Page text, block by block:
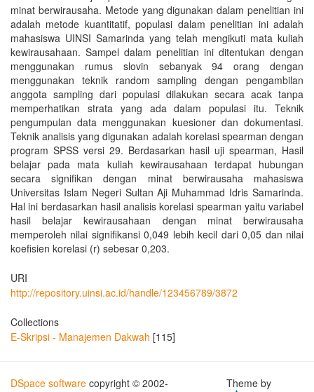
minat berwirausaha. Metode yang digunakan dalam penelitian ini
adalah metode kuantitatif, populasi dalam penelitian ini adalah
mahasiswa UINSI Samarinda yang telah mengikuti mata kuliah
kewirausahaan. Sampel dalam penelitian ini ditentukan dengan
menggunakan rumus slovin sebanyak 94 orang dengan
menggunakan teknik random sampling dengan pengambilan
anggota sampling dari populasi dilakukan secara acak tanpa
memperhatikan strata yang ada dalam populasi itu. Teknik
pengumpulan data menggunakan kuesioner dan dokumentasi.
Teknik analisis yang digunakan adalah korelasi spearman dengan
program SPSS versi 29. Berdasarkan hasil uji spearman, Hasil
belajar pada mata kuliah kewirausahaan terdapat hubungan
secara signifikan dengan minat berwirausaha mahasiswa
Universitas Islam Negeri Sultan Aji Muhammad Idris Samarinda.
Hal ini berdasarkan hasil analisis korelasi spearman yaitu variabel
hasil belajar kewirausahaan dengan minat berwirausaha
memperoleh nilai signifikansi 0,049 lebih kecil dari 0,05 dan nilai
koefisien korelasi (r) sebesar 0,203.
URI
http://repository.uinsi.ac.id/handle/123456789/3872
Collections
E-Skripsi - Manajemen Dakwah [115]
DSpace software copyright © 2002-
Theme by